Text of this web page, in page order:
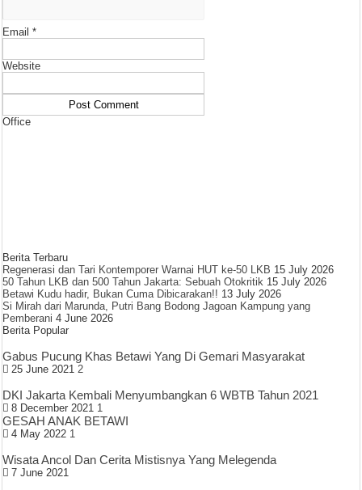
Email*
Website
Office
Berita Terbaru
Regenerasi dan Tari Kontemporer Warnai HUT ke-50 LKB 15 July 2026
50 Tahun LKB dan 500 Tahun Jakarta: Sebuah Otokritik 15 July 2026
Betawi Kudu hadir, Bukan Cuma Dibicarakan!! 13 July 2026
Si Mirah dari Marunda, Putri Bang Bodong Jagoan Kampung yang
Pemberani 4 June 2026
Berita Popular
Gabus Pucung Khas Betawi Yang Di Gemari Masyarakat
25 June 2021 2
DKI Jakarta Kembali Menyumbangkan 6 WBTB Tahun 2021
8 December 2021 1
GESAH ANAK BETAWI
4 May 2022 1
Wisata Ancol Dan Cerita Mistisnya Yang Melegenda
7 June 2021